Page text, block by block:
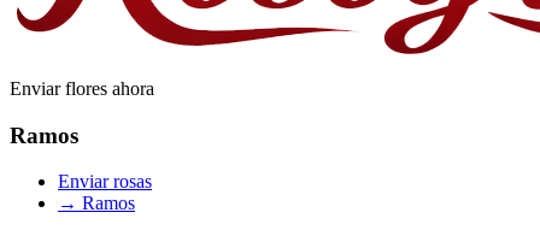
Enviar flores ahora
Ramos
Enviar rosas
→ Ramos